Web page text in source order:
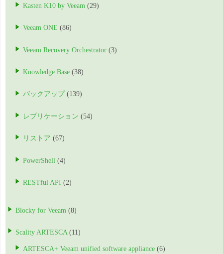
Kasten K10 by Veeam (29)
Veeam ONE (86)
Veeam Recovery Orchestrator (3)
Knowledge Base (38)
バックアップ (139)
レプリケーション (54)
リストア (67)
PowerShell (4)
RESTful API (2)
Blocky for Veeam (8)
Scality ARTESCA (11)
ARTESCA+ Veeam unified software appliance (6)